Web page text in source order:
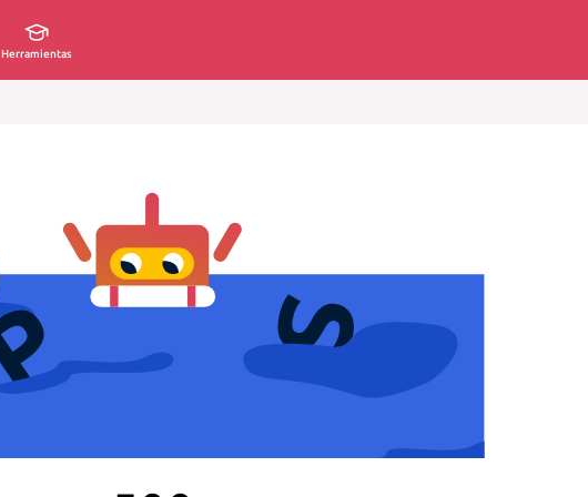
Herramientas